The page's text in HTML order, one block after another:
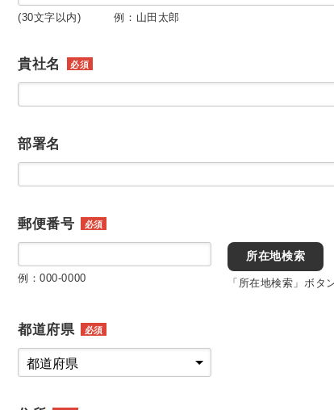
(30文字以内) 例：山田太郎
貴社名 必須
部署名
郵便番号 必須
例：000-0000
所在地検索
「所在地検索」ボタ
都道府県 必須